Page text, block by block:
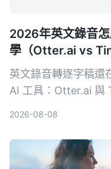
2026年英文錄音
學（Otter.ai vs
英文錄音轉逐字稿還
AI 工具：Otter.ai 與
器。
2026-08-08